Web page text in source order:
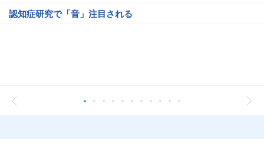
認知症研究で「音」注目される